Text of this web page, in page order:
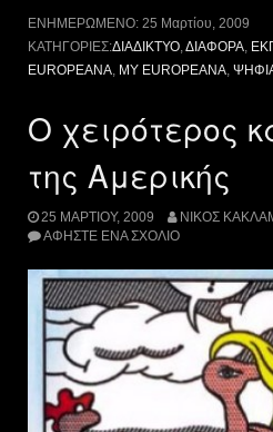
ΕΝΗΜΕΡΩΜΈΝΟ: 25 Μαρτίου, 2009
ΚΑΤΗΓΟΡΊΕΣ:ΔΙΑΔΊΚΤΥΟ,ΔΙΆΦΟΡΑ,
EUROPEANA, ΜY EUROPEANA,
Ο χειρότερος
της Αμερικής
25 ΜΑΡΤΊΟΥ, 2009
ΝΊΚΟΣ
ΑΦΉΣΤΕ ΈΝΑ ΣΧΌΛΙΟ